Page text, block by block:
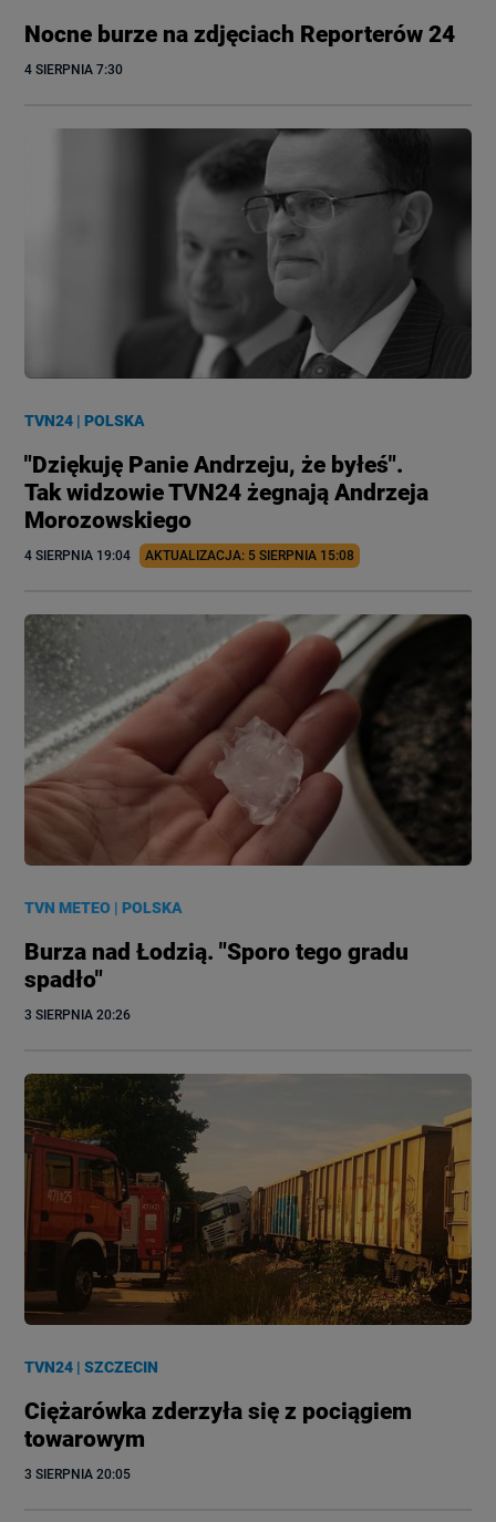
Nocne burze na zdjęciach Reporterów 24
4 SIERPNIA 7:30
TVN24 |POLSKA
"Dziękuję Panie Andrzeju, że byłeś".
Tak widzowie TVN24 żegnają Andrzeja
Morozowskiego
4 SIERPNIA 19:04 AKTUALIZACJA: 5 SIERPNIA 15:08
TVN METEO |POLSKA
Burza nad Łodzią. "Sporo tego gradu
spadło"
3 SIERPNIA 20:26
TVN24 |SZCZECIN
Ciężarówka zderzyła się z pociągiem
towarowym
3 SIERPNIA 20:05